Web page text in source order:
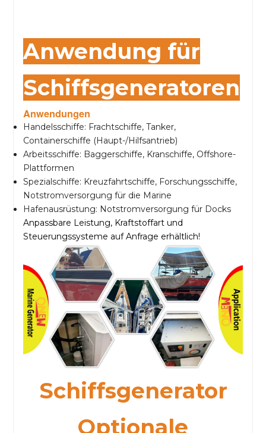
Anwendung für
Schiffsgeneratoren
Anwendungen
Handelsschiffe: Frachtschiffe, Tanker,
Containerschiffe (Haupt-/Hilfsantrieb)
Arbeitsschiffe: Baggerschiffe, Kranschiffe, Offshore-
Plattformen
Spezialschiffe: Kreuzfahrtschiffe, Forschungsschiffe,
Notstromversorgung für die Marine
Hafenausrüstung: Notstromversorgung für Docks
Anpassbare Leistung, Kraftstoffart und
Steuerungssysteme auf Anfrage erhältlich!
Schiffsgenerator
Optionale